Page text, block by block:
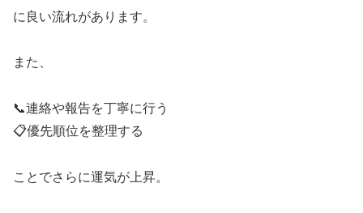
に良い流れがあります。
また、
📞連絡や報告を丁寧に行う
📋優先順位を整理する
ことでさらに運気が上昇。